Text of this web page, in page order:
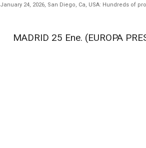
January 24, 2026, San Diego, Ca, USA: Hundreds of
MADRID 25 Ene. (EUROPA